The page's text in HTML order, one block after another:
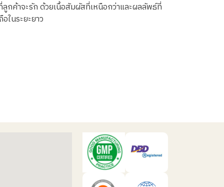
ค้าจะรัก ด้วยเนื้อสัมผัสที่เหนือกว่าและผลลัพธ์ที่
ในระยะยาว